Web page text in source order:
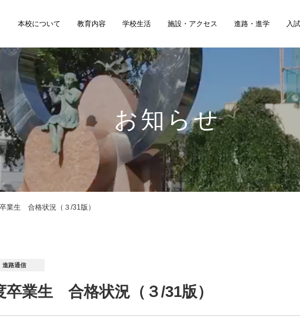
本校について 教育内容 学校生活 施設・アクセス 進路・進学 入
お知らせ
業生 合格状況（３/31版）
進路通信
卒業生 合格状況（３/31版）